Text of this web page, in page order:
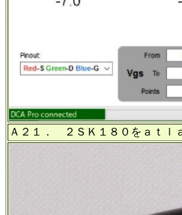
Ａ２１． ２ＳＫ１８０をａｔｌ